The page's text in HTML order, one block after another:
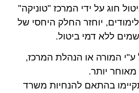
חוג על ידי המרכז "טוניקה"
יוחזר החלק היחסי של
ללא דמי ביטול.
ע"י המורה או הנהלת המרכז,
מאוחר יותר.
בהתאם להנחיות משרד